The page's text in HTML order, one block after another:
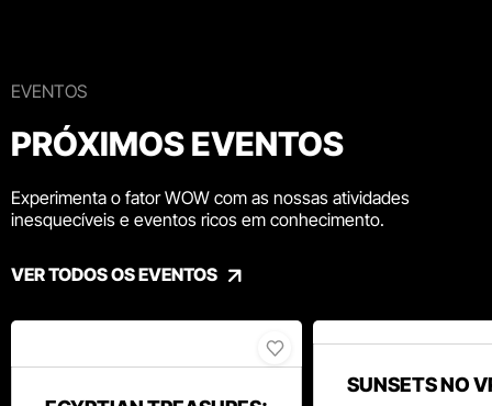
EVENTOS
PRÓXIMOS EVENTOS
Experimenta o fator WOW com as nossas atividades
inesquecíveis e eventos ricos em conhecimento.
VER TODOS OS EVENTOS
SUNSETS NO